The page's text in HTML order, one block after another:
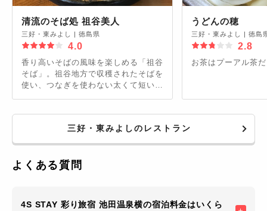
清流のそば処 祖谷美人
三好・東みよし | 徳島県
4.0
香り高いそばの風味を楽しめる「祖谷
そば」。祖谷地方で収穫されたそばを
使い、つなぎを使わない太くて短い麺
めることができるテラス席で食べるの
がおすすめです。
うどんの穂
三好・東みよし | 徳島
2.8
お茶はプーアル茶
三好・東みよしのレストラン
よくある質問
4S STAY 彩り旅宿 池田温泉横の宿泊料金はいくら